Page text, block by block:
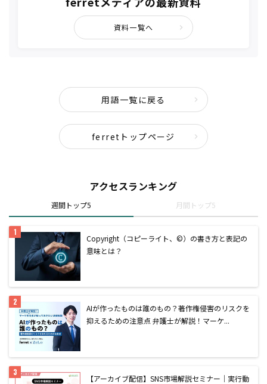
資料一覧へ
用語一覧に戻る
ferretトップページ
アクセスランキング
週間トップ5 月間トップ5
Copyright（コピーライト、©）の書き方と表記の
意味とは？
AIが作ったものは誰のもの？著作権侵害のリスクを
抑えるための注意点 弁護士が解説！マーケ...
【アーカイブ配信】SNS市場解説セミナー｜実行動